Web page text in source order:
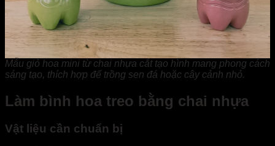
Mẫu giỏ hoa mini từ chai nhựa cắt tạo hình mang phong cách
sáng tạo, thích hợp để trồng sen đá hoặc cây cảnh nhỏ.
Làm bình hoa treo bằng chai nhựa
Vật liệu cần chuẩn bị